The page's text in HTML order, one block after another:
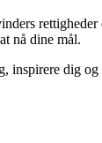
nå dine mål.
inspirere dig